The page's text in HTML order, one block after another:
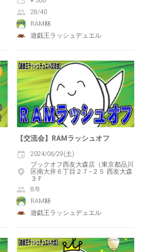
28/40
RAM杯
遊戯王ラッシュデュエル
【交流会】RAMラッシュオフ
2024/06/29(土)
ブックオフ西友大森店（東京都品川
区南大井６丁目２７−２５ 西友大森
３Ｆ
8/8
RAM杯
遊戯王ラッシュデュエル